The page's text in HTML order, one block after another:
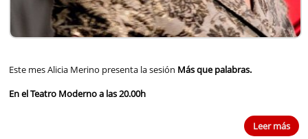
Este mes Alicia Merino presenta la sesión Más que palabras.
En el Teatro Moderno a las 20.00h
Leer más